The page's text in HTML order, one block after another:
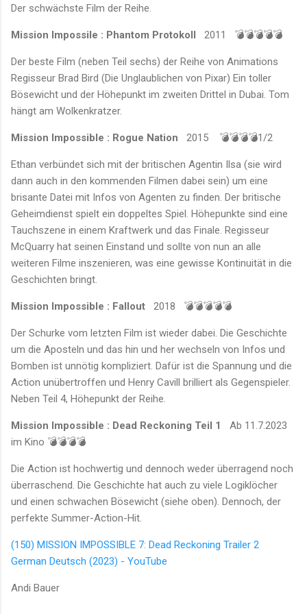
Der schwächste Film der Reihe.
Mission Impossile : Phantom Protokoll 2011 💣💣💣💣💣
Der beste Film (neben Teil sechs) der Reihe von Animations
Regisseur Brad Bird (Die Unglaublichen von Pixar) Ein toller
Bösewicht und der Höhepunkt im zweiten Drittel in Dubai. Tom
hängt am Wolkenkratzer.
Mission Impossible : Rogue Nation 2015 💣💣💣💣1/2
Ethan verbündet sich mit der britischen Agentin Ilsa (sie wird
dann auch in den kommenden Filmen dabei sein) um eine
brisante Datei mit Infos von Agenten zu finden. Der britische
Geheimdienst spielt ein doppeltes Spiel. Höhepunkte sind eine
Tauchszene in einem Kraftwerk und das Finale. Regisseur
McQuarry hat seinen Einstand und sollte von nun an alle
weiteren Filme inszenieren, was eine gewisse Kontinuität in die
Geschichten bringt.
Mission Impossible : Fallout 2018 💣💣💣💣💣
Der Schurke vom letzten Film ist wieder dabei. Die Geschichte
um die Aposteln und das hin und her wechseln von Infos und
Bomben ist unnötig kompliziert. Dafür ist die Spannung und die
Action unübertroffen und Henry Cavill brilliert als Gegenspieler.
Neben Teil 4, Höhepunkt der Reihe.
Mission Impossible : Dead Reckoning Teil 1
Ab 11.7.2023
im Kino 💣💣💣💣
Die Action ist hochwertig und dennoch weder überragend noch
überraschend. Die Geschichte hat auch zu viele Logiklöcher
und einen schwachen Bösewicht (siehe oben). Dennoch, der
perfekte Summer-Action-Hit.
(150) MISSION IMPOSSIBLE 7: Dead Reckoning Trailer 2
German Deutsch (2023) - YouTube
Andi Bauer